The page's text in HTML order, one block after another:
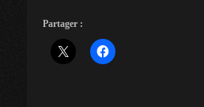
Partager :